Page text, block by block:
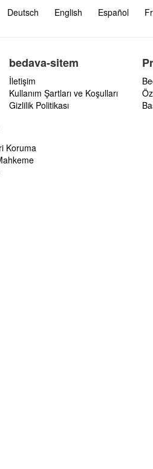
Deutsch English Español
bedava-sitem
İletişim
Kullanım Şartları ve Koşulları
Gizlilik Politikası
Koruma